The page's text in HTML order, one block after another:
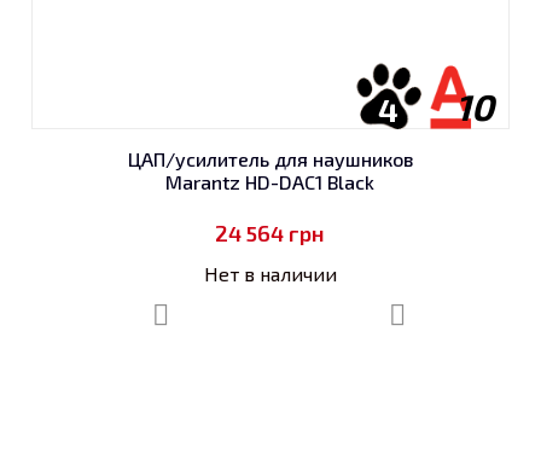
10
4
ЦАП/усилитель для наушников
Marantz HD-DAC1 Black
24 564 грн
Нет в наличии